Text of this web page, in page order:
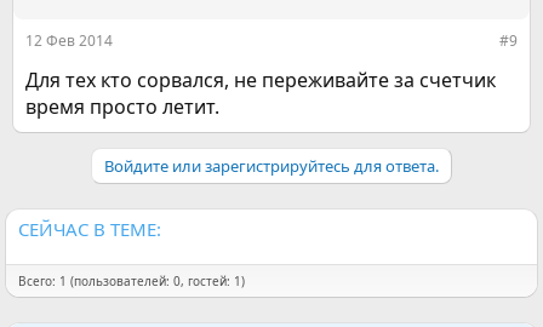
12 Фев 2014 #9
Для тех кто сорвался, не переживайте за счетчик
время просто летит.
Войдите или зарегистрируйтесь для ответа.
СЕЙЧАС В ТЕМЕ:
Всего: 1 (пользователей: 0, гостей: 1)